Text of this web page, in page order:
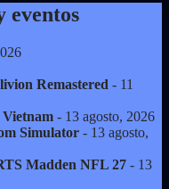
eventos
Remastered - 11
Vietnam - 13 agosto, 2026
Simulator - 13 agosto,
Madden NFL 27 - 13